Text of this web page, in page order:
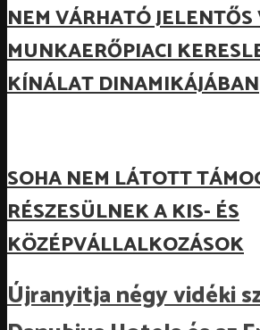
NEM VÁRHATÓ
MUNKAERŐPIACI
KÍNÁLAT DINAMIKÁJÁBAN
SOHA NEM LÁTOTT
RÉSZESÜLNEK A KIS- ÉS
KÖZÉPVÁLLALKOZÁSOK
Újranyitja négy vidéki